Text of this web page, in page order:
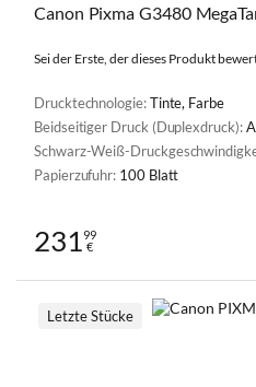
Canon Pixma G3480
Sei der Erste, der dieses Produkt
Drucktechnologie:Tinte, Farbe
Beidseitiger Druck (Duplexdruck):
Schwarz-Weiß-
Papierzufuhr: 100 Blatt
23199
€
Letzte Stücke